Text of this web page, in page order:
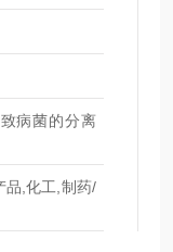
病菌的分离
品,化工,制药/